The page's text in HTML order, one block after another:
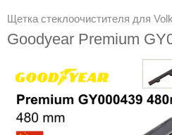
Щетка стеклоочистителя для
Goodyear Premium